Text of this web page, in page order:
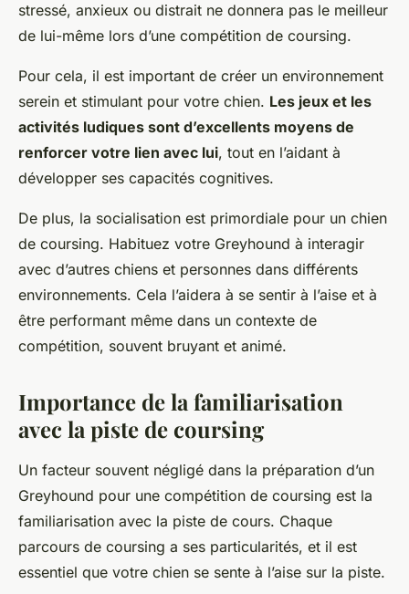
stressé, anxieux ou distrait ne donnera pas le meilleur
de lui-même lors d’une compétition de coursing.
Pour cela, il est important de créer un environnement
serein et stimulant pour votre chien. Les jeux et les
activités ludiques sont d’excellents moyens de
renforcer votre lien avec lui, tout en l’aidant à
développer ses capacités cognitives.
De plus, la socialisation est primordiale pour un chien
de coursing. Habituez votre Greyhound à interagir
avec d’autres chiens et personnes dans différents
environnements. Cela l’aidera à se sentir à l’aise et à
être performant même dans un contexte de
compétition, souvent bruyant et animé.
Importance de la familiarisation
avec la piste de coursing
Un facteur souvent négligé dans la préparation d’un
Greyhound pour une compétition de coursing est la
familiarisation avec la piste de cours. Chaque
parcours de coursing a ses particularités, et il est
essentiel que votre chien se sente à l’aise sur la piste.